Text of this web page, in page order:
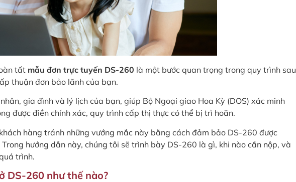
tất mẫu đơn trực tuyến DS-260 là một bước quan trọng trong quy trình sau
thuận đơn bảo lãnh của bạn.
gia đình và lý lịch của bạn, giúp Bộ Ngoại giao Hoa Kỳ (DOS) xác minh
được điền chính xác, quy trình cấp thị thực có thể bị trì hoãn.
hàng tránh những vướng mắc này bằng cách đảm bảo DS-260 được
hướng dẫn này, chúng tôi sẽ trình bày DS-260 là gì, khi nào cần nộp, và
trình.
DS-260 như thế nào?